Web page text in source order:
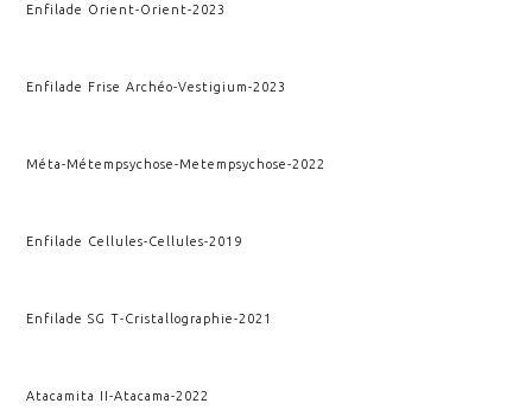
Enfilade Orient-Orient-2023
Enfilade Frise Archéo-Vestigium-2023
Méta-Métempsychose-Metempsychose-2022
Enfilade Cellules-Cellules-2019
Enfilade SG T-Cristallographie-2021
Atacamita II-Atacama-2022